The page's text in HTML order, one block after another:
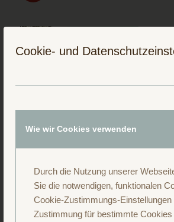
Cookie- und
Wie wir Cookies verwenden
Durch die Nutzung unserer
Sie die notwendigen, funktionalen
Cookie-Zustimmungs-Einstellungen
Zustimmung für bestimmte
Folge uns auf Instagram